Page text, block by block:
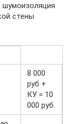
стены
8 000
руб +
КУ = 10
000 руб.